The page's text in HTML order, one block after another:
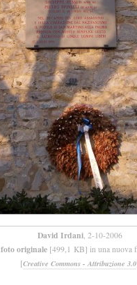
David Irdani, 2-10-2006
foto originale [499,1 KB] in una nuova
[Creative Commons - Attribuzione 3.0